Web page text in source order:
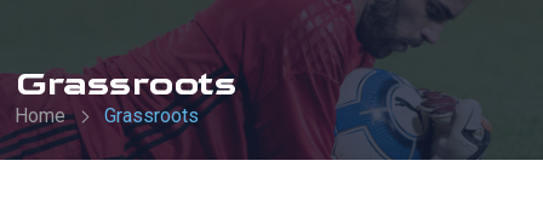
Grassroots
Home Grassroots